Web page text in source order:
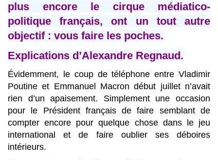
plus encore le cirque médiatico-
politique français, ont un tout autre
objectif : vous faire les poches.
Explications d’Alexandre Regnaud.
Évidemment, le coup de téléphone entre Vladimir
Poutine et Emmanuel Macron début juillet n’avait
rien d’un apaisement. Simplement une occasion
pour le Président français de faire semblant de
compter encore pour quelque chose dans le jeu
international et de faire oublier ses déboires
intérieurs.